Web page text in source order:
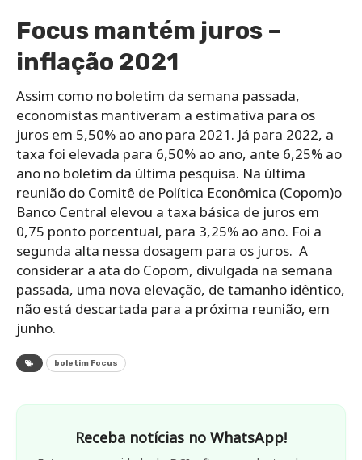
Focus mantém juros –
inflação 2021
Assim como no boletim da semana passada,
economistas mantiveram a estimativa para os
juros em 5,50% ao ano para 2021. Já para 2022, a
taxa foi elevada para 6,50% ao ano, ante 6,25% ao
ano no boletim da última pesquisa. Na última
reunião do Comitê de Política Econômica (Copom)o
Banco Central elevou a taxa básica de juros em
0,75 ponto porcentual, para 3,25% ao ano. Foi a
segunda alta nessa dosagem para os juros. A
considerar a ata do Copom, divulgada na semana
passada, uma nova elevação, de tamanho idêntico,
não está descartada para a próxima reunião, em
junho.
boletim Focus
Receba notícias no WhatsApp!